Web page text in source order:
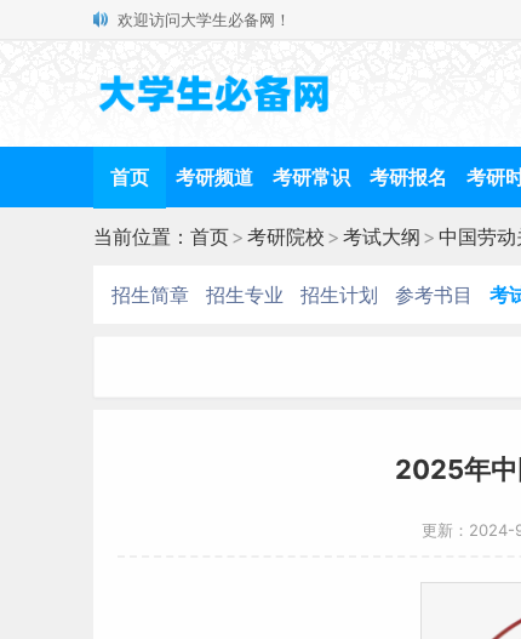
欢迎访问大学生必备网！
首页 考研频道 考研常识 考研报名 考研
当前位置： 首页> 考研院校 > 考试大纲 > 中国劳
招生简章 招生专业 招生计划 参考书目 考
2025年中
更新：